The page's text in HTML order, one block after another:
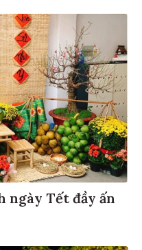
Tết đầy ấn